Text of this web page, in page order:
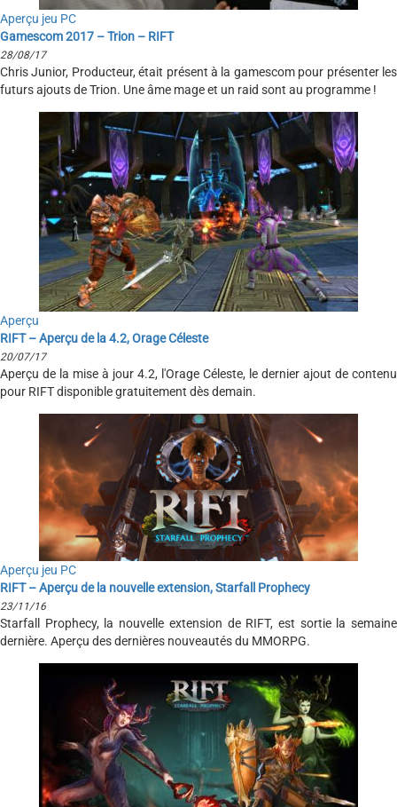
Aperçu jeu PC
Gamescom 2017 – Trion – RIFT
28/08/17
Chris Junior, Producteur, était présent à la gamescom pour présenter les
futurs ajouts de Trion. Une âme mage et un raid sont au programme !
Aperçu
RIFT – Aperçu de la 4.2, Orage Céleste
20/07/17
Aperçu de la mise à jour 4.2, l'Orage Céleste, le dernier ajout de contenu
pour RIFT disponible gratuitement dès demain.
Aperçu jeu PC
RIFT – Aperçu de la nouvelle extension, Starfall Prophecy
23/11/16
Starfall Prophecy, la nouvelle extension de RIFT, est sortie la semaine
dernière. Aperçu des dernières nouveautés du MMORPG.